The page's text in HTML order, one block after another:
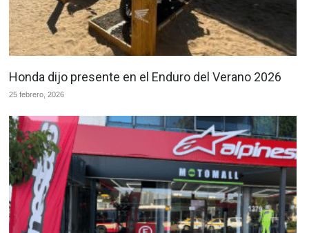
Honda dijo presente en el Enduro del Verano 2026
25 febrero, 2026